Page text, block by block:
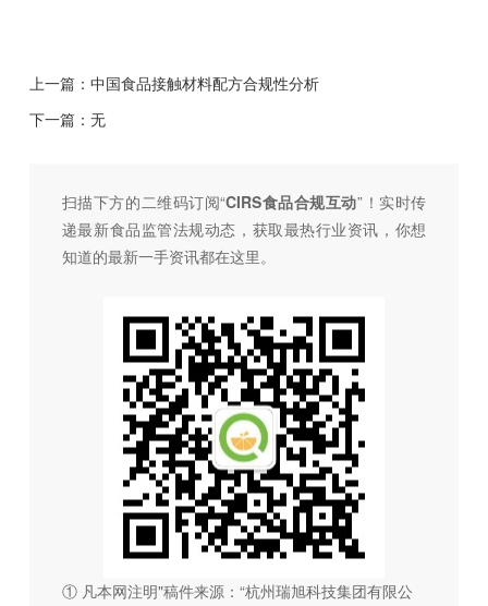
上一篇： 中国食品接触材料配方合规性分析
下一篇：无
扫描下方的二维码订阅“CIRS食品合规互动”！ 实时传
递最新食品监管法规动态，获取最热行业资讯， 你想
知道的最新一手资讯都在这里。
① 凡本网注明"稿件来源：“杭州瑞旭科技集团有限公